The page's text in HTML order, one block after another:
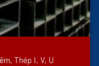
Thép I, V, U